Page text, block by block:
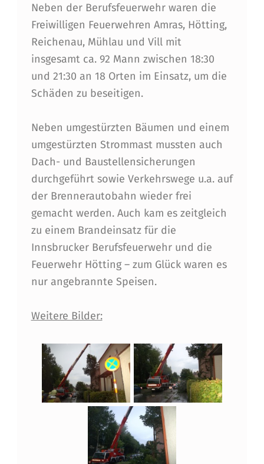
R
E
I
N
S
Ä
T
Z
E
I
N
I
N
N
S
U
Neben der Berufsfeuerwehr waren die
Freiwilligen Feuerwehren Amras, Hötting,
Reichenau, Mühlau und Vill mit
insgesamt ca. 92 Mann zwischen 18:30
und 21:30 an 18 Orten im Einsatz, um die
Schäden zu beseitigen.
Neben umgestürzten Bäumen und einem
umgestürzten Strommast mussten auch
Dach- und Baustellensicherungen
durchgeführt sowie Verkehrswege u.a. auf
der Brennerautobahn wieder frei
gemacht werden. Auch kam es zeitgleich
zu einem Brandeinsatz für die
Innsbrucker Berufsfeuerwehr und die
Feuerwehr Hötting – zum Glück waren es
nur angebrannte Speisen.
Weitere Bilder: